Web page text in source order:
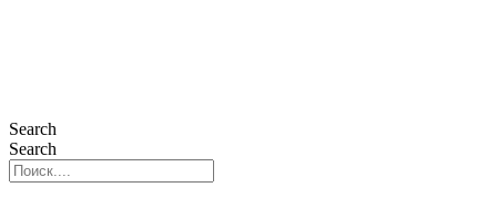
Search
Search